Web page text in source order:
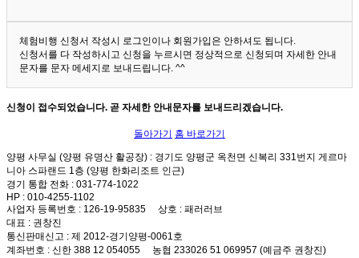
체험비행 신청서 작성시 로그인이나 회원가입은 안하셔도 됩니다.
신청서를 다 작성하시고 신청을 누르시면 정상적으로 신청되며 자세한 안내
문자를 문자 메세지로 보내드립니다. ^^
신청이 접수되었습니다. 곧 자세한 안내문자를 보내드리겠습니다.
돌아가기 홈 바로가기
양평 사무실 (양평 유명산 활공장) : 경기도 양평군 옥천면 신복리 331번지 게르마
니아 스파랜드 1층 (양평 한화리조트 인근)
경기 통합 전화 : 031-774-1022
HP : 010-4255-1102
사업자 등록번호 : 126-19-95835 상호 : 패러러브
대표 : 권창진
통신판매신고 : 제 2012-경기양평-0061호
계좌번호 : 신한 388 12 054055 농협 233026 51 069957 (예금주 권창진)